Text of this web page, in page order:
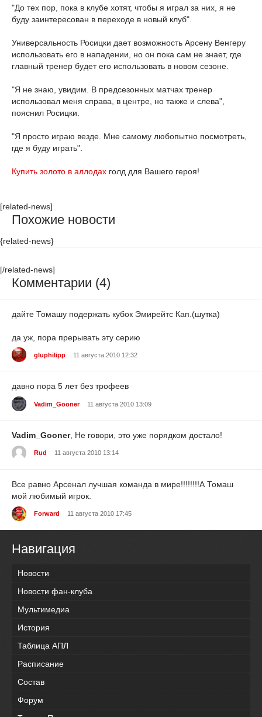
"До тех пор, пока в клубе хотят, чтобы я играл за них, я не
буду заинтересован в переходе в новый клуб".
Универсальность Росицки дает возможность Арсену Венгеру
использовать его в нападении, но он пока сам не знает, где
главный тренер будет его использовать в новом сезоне.
"Я не знаю, увидим. В предсезонных матчах тренер
использовал меня справа, в центре, но также и слева",
пояснил Росицки.
"Я просто играю везде. Мне самому любопытно посмотреть,
где я буду играть".
Купить золото в аллодах голд для Вашего героя!
[related-news]
Похожие новости
{related-news}
[/related-news]
Комментарии (4)
дайте Томашу подержать кубок Эмирейтс Кап.(шутка)
да уж, пора прерывать эту серию
gluphilipp 11 августа 2010 12:32
давно пора 5 лет без трофеев
Vadim_Gooner 11 августа 2010 13:09
Vadim_Gooner, Не говори, это уже порядком достало!
Rud 11 августа 2010 13:14
Все равно Арсенал лучшая команда в мире!!!!!!!!А Томаш
мой любимый игрок.
Forward 11 августа 2010 17:45
Навигация
Новости
Новости фан-клуба
Мультимедиа
История
Таблица АПЛ
Расписание
Состав
Форум